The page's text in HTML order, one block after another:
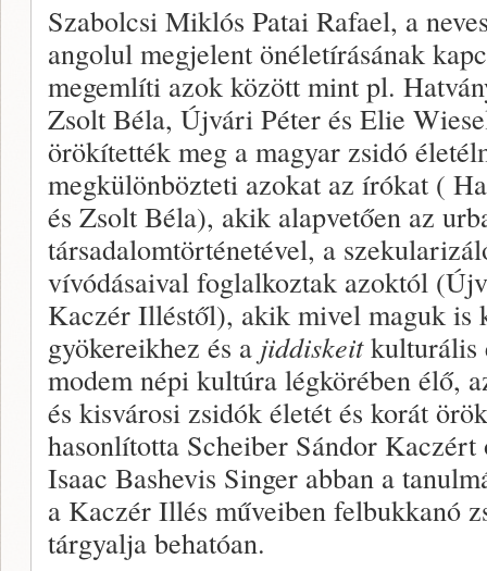
Szabolcsi Miklós Patai Rafael, a
angolul megjelent önéletírásának
megemlíti azok között mint pl.
Zsolt Béla, Újvári Péter és Elie
örökítették meg a magyar zsidó
megkülönbözteti azokat az írókat (
és Zsolt Béla), akik alapvetően az
társadalomtörténetével, a
vívódásaival foglalkoztak azoktól
Kaczér Illéstől), akik mivel maguk is
gyökereikhez és a jiddiskeitkulturális
modem népi kultúra légkörében élő,
és kisvárosi zsidók életét és korát
hasonlította Scheiber Sándor
Isaac Bashevis Singer abban a
a Kaczér Illés műveiben felbukkanó
tárgyalja behatóan.